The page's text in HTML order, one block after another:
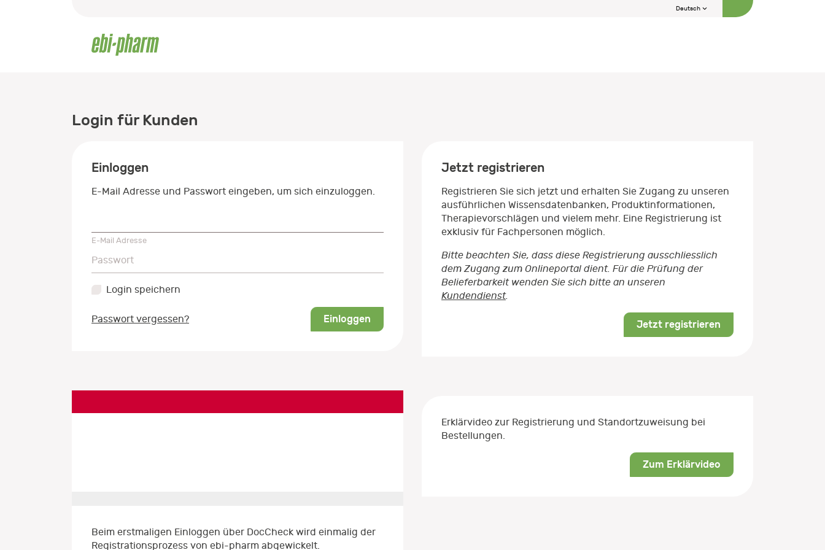
Deutsch
Login für Kunden
Einloggen
E-Mail Adresse und Passwort eingeben, um sich einzuloggen.
E-Mail Adresse
Passwort
Passwort
Login speichern
Passwort vergessen? Einloggen
Beim erstmaligen Einloggen über DocCheck wird einmalig der
Registrationsprozess von ebi-pharm abgewickelt.
Jetzt registrieren
Registrieren Sie sich jetzt und erhalten Sie Zugang zu unseren
ausführlichen Wissensdatenbanken, Produktinformationen,
Therapievorschlägen und vielem mehr. Eine Registrierung ist
exklusiv für Fachpersonen möglich.
Bitte beachten Sie, dass diese Registrierung ausschliesslich
dem Zugang zum Onlineportal dient. Für die Prüfung der
Belieferbarkeit wenden Sie sich bitte an unseren
Kundendienst.
Jetzt registrieren
Erklärvideo zur Registrierung und Standortzuweisung bei
Bestellungen.
Zum Erklärvideo